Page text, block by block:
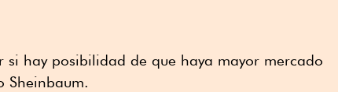
si hay posibilidad de que haya mayor mercado
Sheinbaum.